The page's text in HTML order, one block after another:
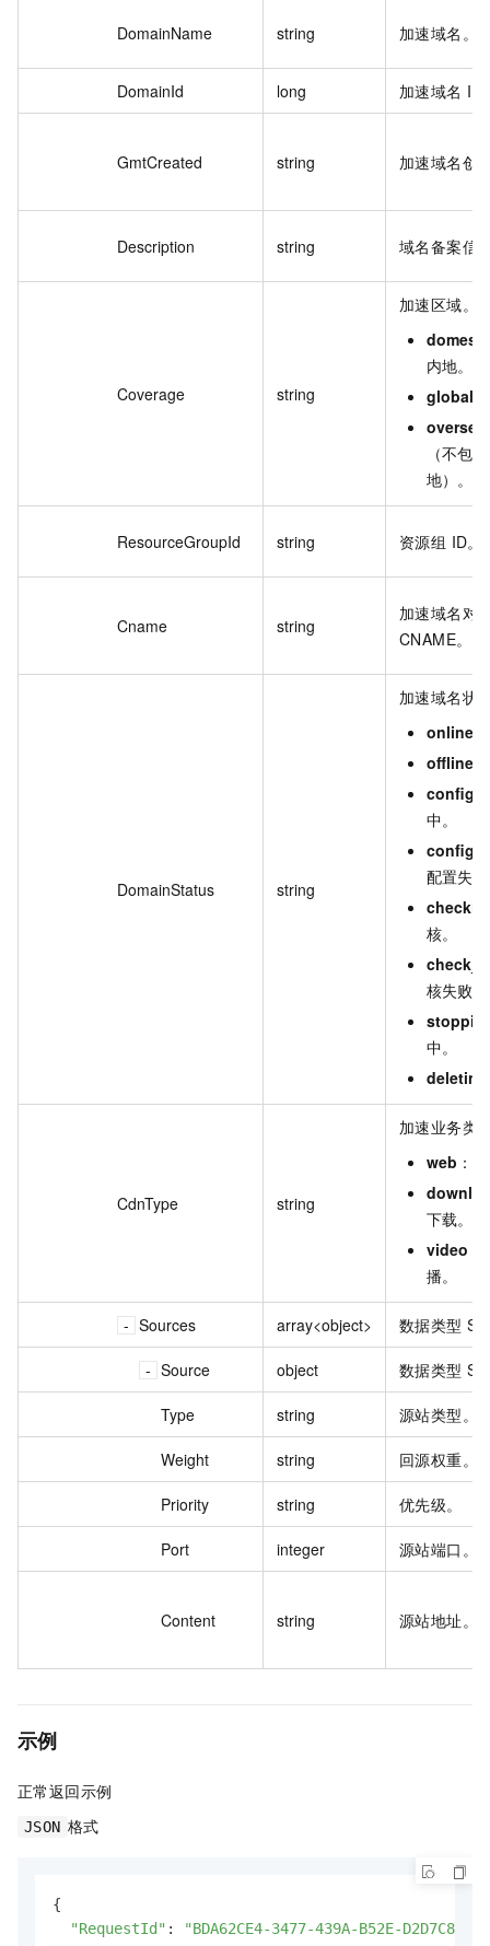
DomainName string 加速域名。
DomainId long 加速域名 ID
GmtCreated string 加速域名创
Description string 域名备案信
Coverage string
加速区域。
内地。
global
（不包
地）。
ResourceGroupId string 资源组 ID。
Cname string
加速域名对
CNAME。
DomainStatus string
加速域名状
online
offline
中。
配置失
核。
核失败。
中。
deleting
CdnType string
加速业务类
web ：
下载。
video
播。
Sources array<object> 数据类型
Source object 数据类型
Type string 源站类型。
Weight string 回源权重。
Priority string 优先级。
Port integer 源站端口。
Content string 源站地址。
示例
正常返回示例
JSON 格式
{
"RequestId" :
"BDA62CE4-3477-439A-B52E-